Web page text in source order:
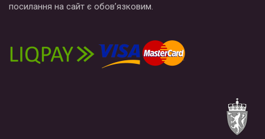
посилання на сайт є обов’язковим.